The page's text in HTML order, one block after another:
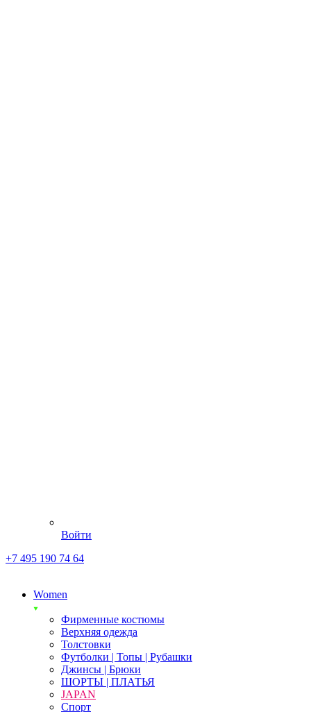
Войти
+7 495 190 74 64
Women
Фирменные костюмы
Верхняя одежда
Толстовки
Футболки | Топы | Рубашки
Джинсы | Брюки
ШОРТЫ | ПЛАТЬЯ
JAPAN
Спорт